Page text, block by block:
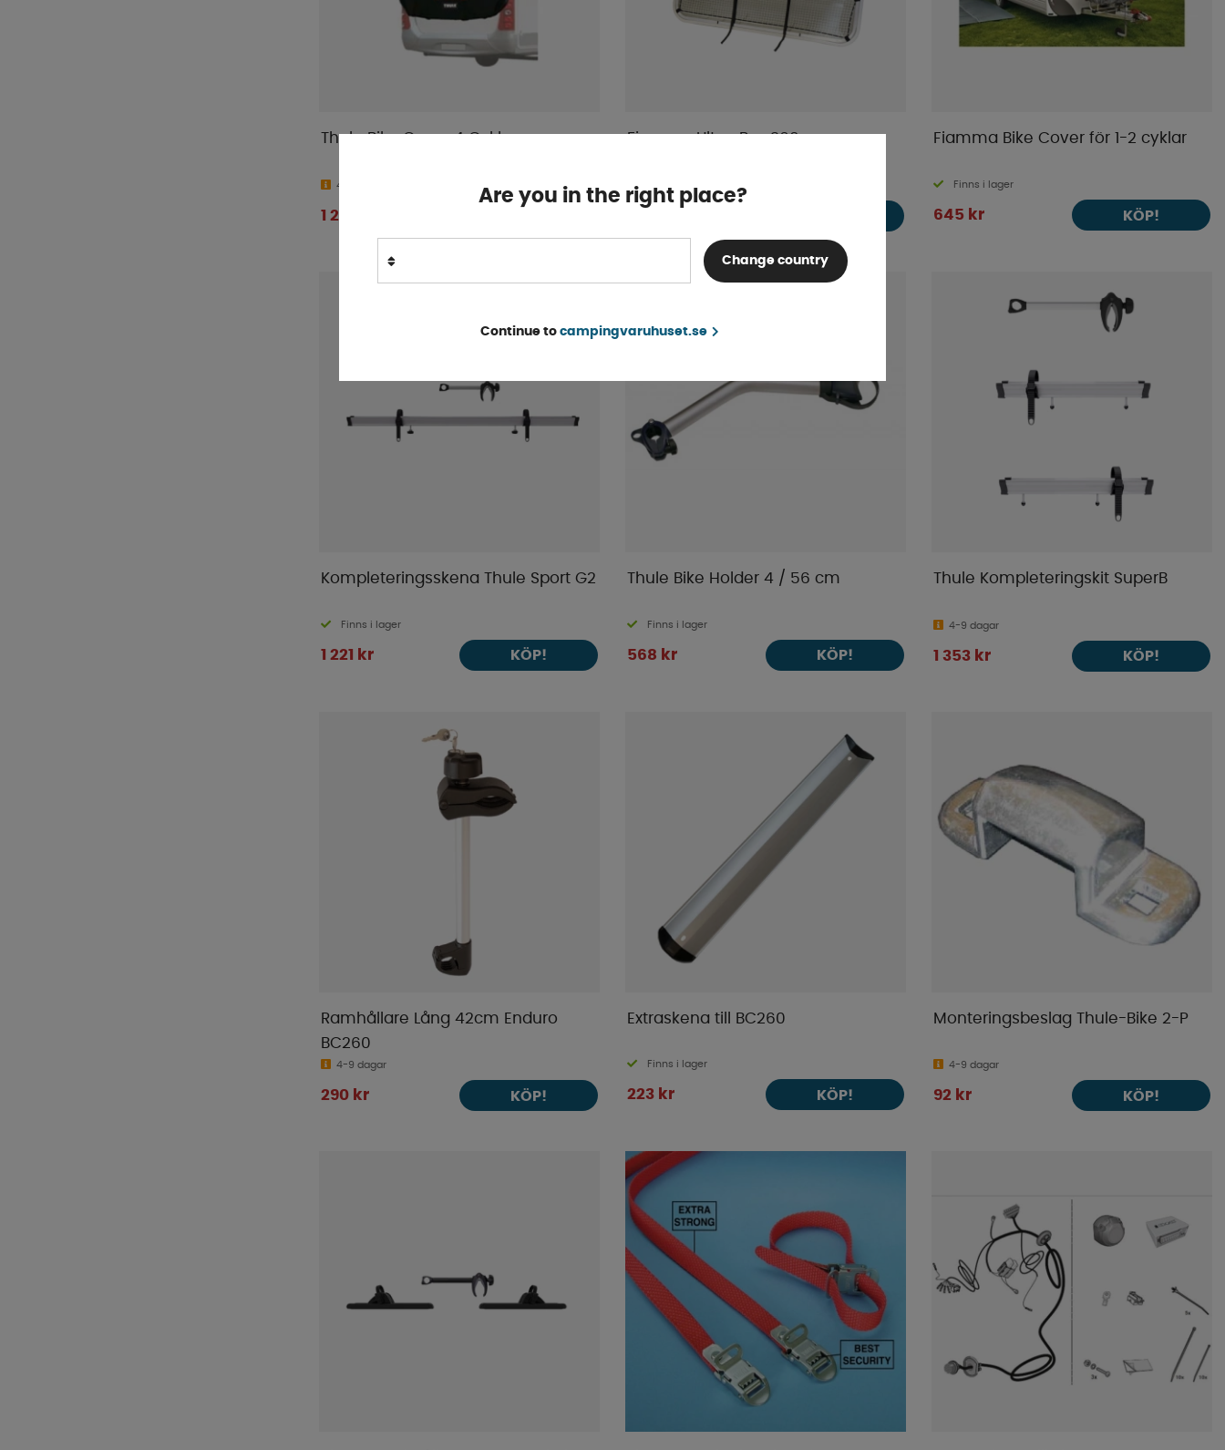
Thule Bike Cover 4 Cyklar
4-9 dagar
1 295 kr
Fiamma Ultra-Box 360 Fiamma Bike Cover för 1-2 cyklar
Finns i lager
645 kr KÖP!
Kompleteringsskena Thule Sport G2
Finns i lager
1 221 kr KÖP!
Thule Bike Holder 4 / 56 cm
Finns i lager
568 kr KÖP!
Thule Kompleteringskit SuperB
4-9 dagar
1 353 kr KÖP!
Ramhållare Lång 42cm Enduro
BC260
4-9 dagar
290 kr KÖP!
Extraskena till BC260
Finns i lager
223 kr KÖP!
Monteringsbeslag Thule-Bike 2-P
4-9 dagar
92 kr KÖP!
Are you in the right place?
Change country
Continue to campingvaruhuset.se